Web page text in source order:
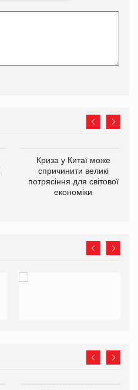
Криза у Китаї може
спричинити великі
потрясіння для світової
економіки